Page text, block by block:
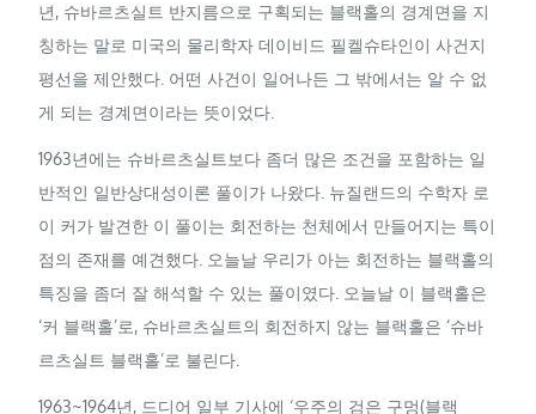
년, 슈바르츠실트 반지름으로 구획되는 블랙홀의 경계면을 지
칭하는 말로 미국의 물리학자 데이비드 필켈슈타인이 사건지
평선을 제안했다. 어떤 사건이 일어나든 그 밖에서는 알 수 없
게 되는 경계면이라는 뜻이었다.
1963년에는 슈바르츠실트보다 좀더 많은 조건을 포함하는 일
반적인 일반상대성이론 풀이가 나왔다. 뉴질랜드의 수학자 로
이 커가 발견한 이 풀이는 회전하는 천체에서 만들어지는 특이
점의 존재를 예견했다. 오늘날 우리가 아는 회전하는 블랙홀의
특징을 좀더 잘 해석할 수 있는 풀이였다. 오늘날 이 블랙홀은
‘커 블랙홀’로, 슈바르츠실트의 회전하지 않는 블랙홀은 ‘슈바
르츠실트 블랙홀’로 불린다.
1963~1964년, 드디어 일부 기사에 ‘우주의 검은 구멍(블랙